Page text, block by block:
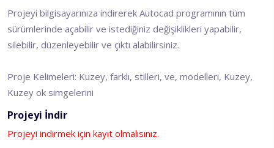
Projeyi bilgisayarınıza indirerek Autocad programının tüm
sürümlerinde açabilir ve istediğiniz değişiklikleri yapabilir,
silebilir, düzenleyebilir ve çıktı alabilirsiniz.
Proje Kelimeleri: Kuzey, farklı, stilleri, ve, modelleri, Kuzey,
Kuzey ok simgelerini
Projeyi İndir
Projeyi indirmek için kayıt olmalısınız.